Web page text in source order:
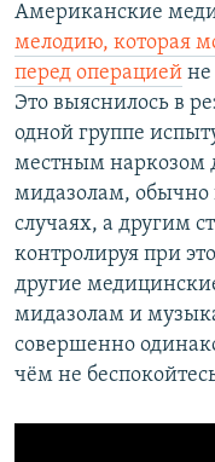
Американские
мелодию, которая
перед операцией не
Это выяснилось в
одной группе
местным наркозом
мидазолам,
случаях, а другим
контролируя при
другие
мидазолам и
совершенно
чём не